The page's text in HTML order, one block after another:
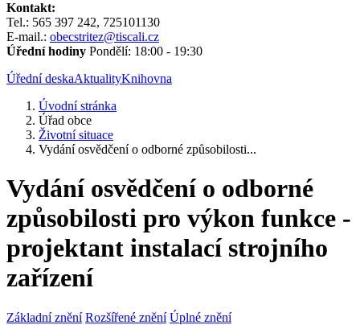
Kontakt:
Tel.: 565 397 242, 725101130
E-mail.: obecstritez@tiscali.cz
Úřední hodiny Pondělí: 18:00 - 19:30
Úřední deskaAktualityKnihovna
Úvodní stránka
Úřad obce
Životní situace
Vydání osvědčení o odborné způsobilosti...
Vydání osvědčení o odborné
způsobilosti pro výkon funkce -
projektant instalací strojního
zařízení
Základní znění Rozšířené znění Úplné znění